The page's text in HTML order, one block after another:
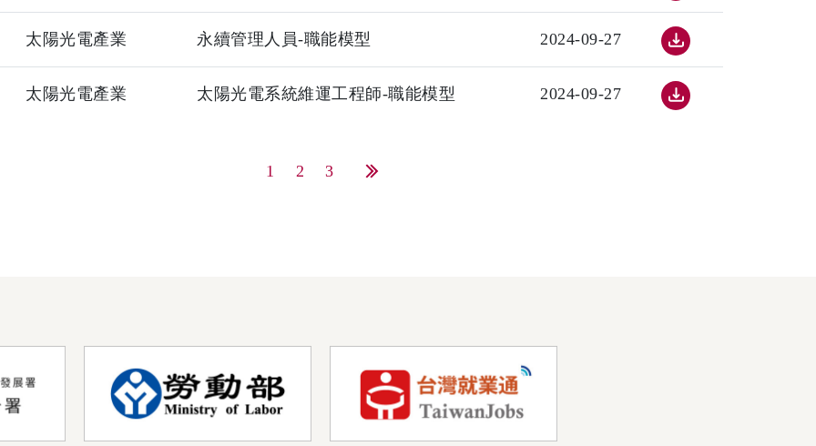
太陽光電產業 永續管理人員-職能模型 2024-09-27
太陽光電產業 太陽光電系統維運工程師-職能模型 2024-09-27
1 2 3